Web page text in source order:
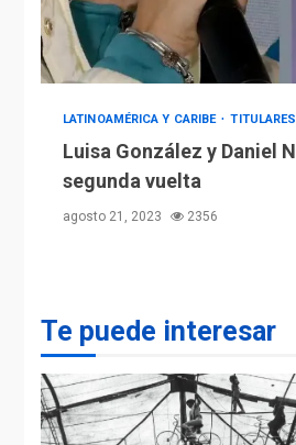
LATINOAMÉRICA Y CARIBE TITULARES
Luisa González y Daniel
segunda vuelta
agosto 21, 2023 2356
Te puede interesar